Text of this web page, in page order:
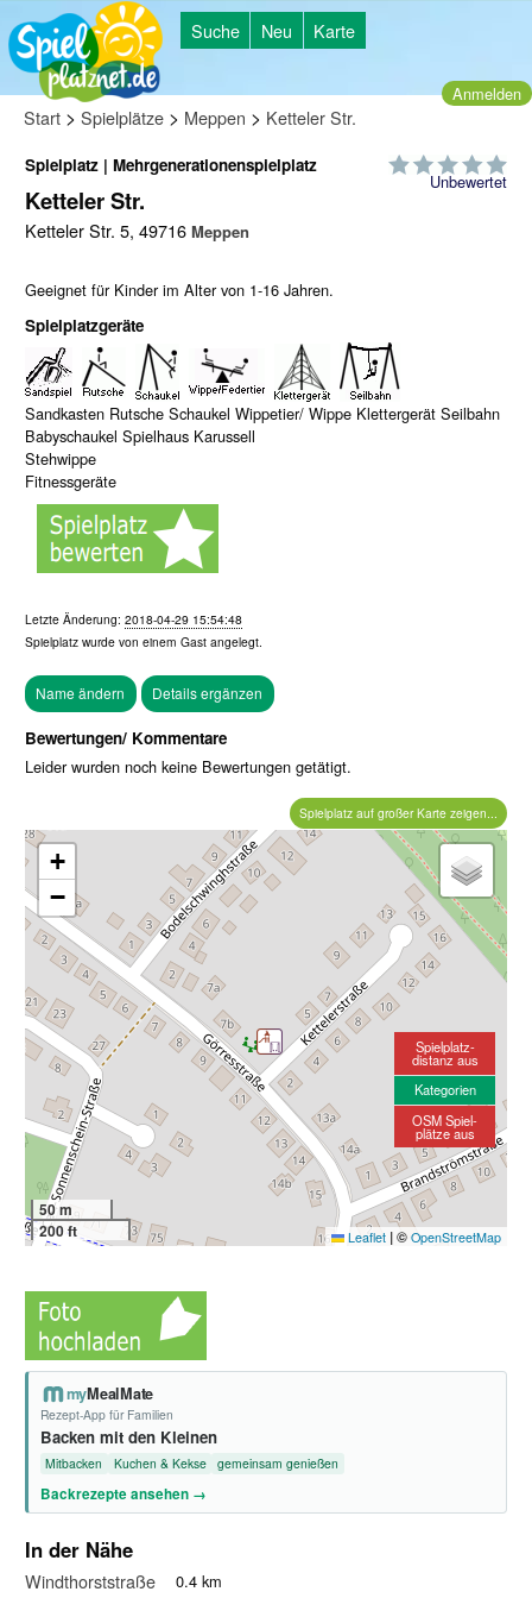
Suche Neu Karte
Anmelden
Start > Spielplätze > Meppen > Ketteler Str.
Unbewertet
Spielplatz | Mehrgenerationenspielplatz
Ketteler Str.
Ketteler Str. 5, 49716 Meppen
Geeignet für Kinder im Alter von 1-16 Jahren.
Spielplatzgeräte
Sandkasten Rutsche Schaukel Wippetier/ Wippe Klettergerät Seilbahn
Babyschaukel Spielhaus Karussell
Stehwippe
Fitnessgeräte
Letzte Änderung: 2018-04-29 15:54:48
Spielplatz wurde von einem Gast angelegt.
Bewertungen/ Kommentare
Leider wurden noch keine Bewertungen getätigt.
Spielplatz auf großer Karte zeigen...
+
−
50 m
200 ft
Leaflet |© OpenStreetMap
Spielplatz-
distanz aus
Kategorien
OSM Spiel-
plätze aus
myMealMate
Rezept-App für Familien
Backen mit den Kleinen
Mitbacken Kuchen & Kekse gemeinsam genießen
Backrezepte ansehen →
In der Nähe
Windthorststraße 0.4 km